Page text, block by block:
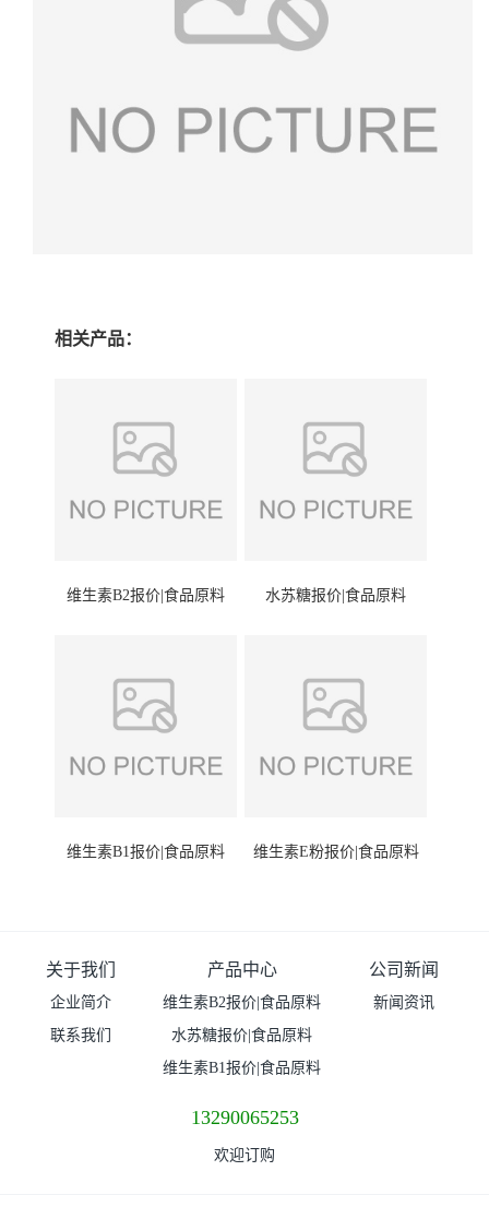
相关产品：
维生素B2报价|食品原料 水苏糖报价|食品原料
维生素B1报价|食品原料 维生素E粉报价|食品原料
关于我们
企业简介
联系我们
产品中心
维生素B2报价|食品原料
水苏糖报价|食品原料
维生素B1报价|食品原料
公司新闻
新闻资讯
13290065253
欢迎订购